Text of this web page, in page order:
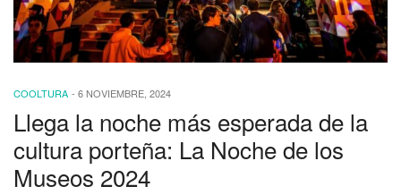
COOLTURA - 6 NOVIEMBRE, 2024
Llega la noche más esperada de la
cultura porteña: La Noche de los
Museos 2024